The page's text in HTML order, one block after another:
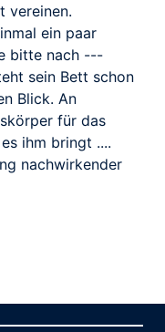
vereinen.
ein paar
bitte nach ---
sein Bett schon
Blick. An
für das
ihm bringt ....
nachwirkender